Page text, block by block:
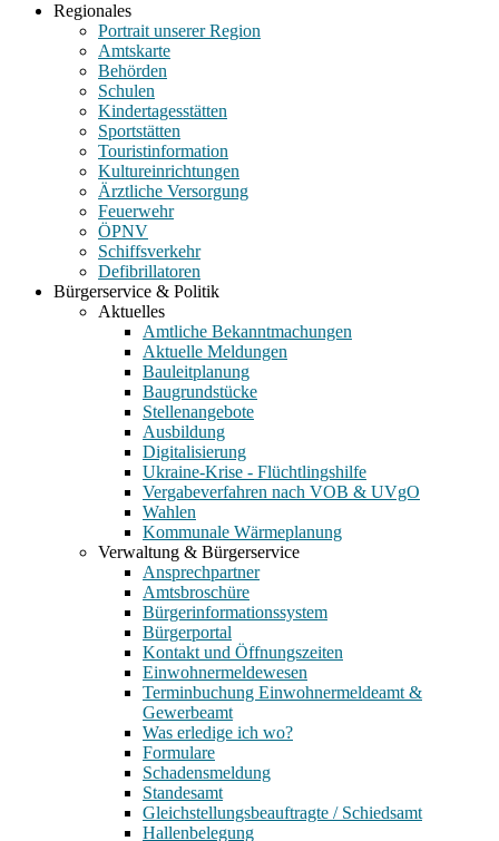
Regionales
Portrait unserer Region
Amtskarte
Behörden
Schulen
Kindertagesstätten
Sportstätten
Touristinformation
Kultureinrichtungen
Ärztliche Versorgung
Feuerwehr
ÖPNV
Schiffsverkehr
Defibrillatoren
Bürgerservice & Politik
Aktuelles
Amtliche Bekanntmachungen
Aktuelle Meldungen
Bauleitplanung
Baugrundstücke
Stellenangebote
Ausbildung
Digitalisierung
Ukraine-Krise - Flüchtlingshilfe
Vergabeverfahren nach VOB & UVgO
Wahlen
Kommunale Wärmeplanung
Verwaltung & Bürgerservice
Ansprechpartner
Amtsbroschüre
Bürgerinformationssystem
Bürgerportal
Kontakt und Öffnungszeiten
Einwohnermeldewesen
Terminbuchung Einwohnermeldeamt &
Gewerbeamt
Was erledige ich wo?
Formulare
Schadensmeldung
Standesamt
Gleichstellungsbeauftragte / Schiedsamt
Hallenbelegung